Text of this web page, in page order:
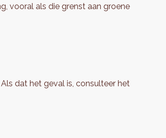
vooral als die grenst aan groene
dat het geval is, consulteer het